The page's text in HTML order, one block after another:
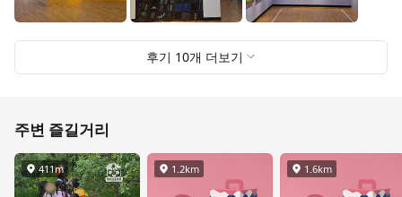
후기 10개 더보기
주변 즐길거리
거리
411m 거리
1.2km 거리
1.6km